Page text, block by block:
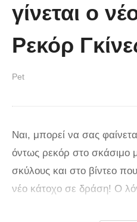
στον κόσμο!!
γίνεται ο
Ρεκόρ
Pet
Ναι, μπορεί να σας
όντως ρεκόρ στο
σκύλους και στο βίντεο
νέο κάτοχο σε δράση! Ο